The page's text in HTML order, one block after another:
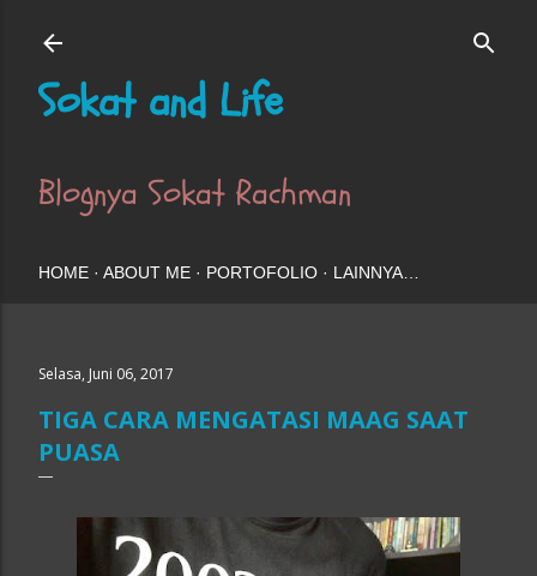
Sokat and Life
Blognya Sokat Rachman
HOME ABOUT ME PORTOFOLIO LAINNYA…
Selasa, Juni 06, 2017
TIGA CARA MENGATASI MAAG SAAT
PUASA